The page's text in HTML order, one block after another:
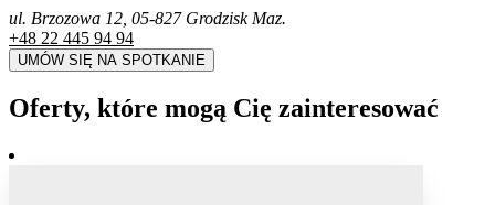
ul. Brzozowa 12, 05-827 Grodzisk Maz.
+48 22 445 94 94
UMÓW SIĘ NA SPOTKANIE
Oferty, które mogą Cię zainteresować